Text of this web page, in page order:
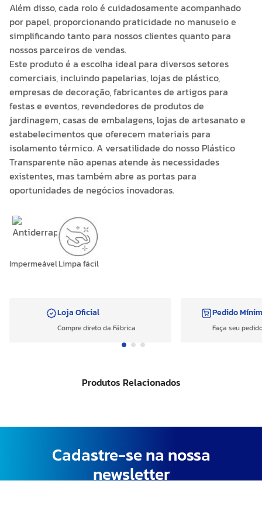
Além disso, cada rolo é cuidadosamente acompanhado
por papel, proporcionando praticidade no manuseio e
simplificando tanto para nossos clientes quanto para
nossos parceiros de vendas.
Este produto é a escolha ideal para diversos setores
comerciais, incluindo papelarias, lojas de plástico,
empresas de decoração, fabricantes de artigos para
festas e eventos, revendedores de produtos de
jardinagem, casas de embalagens, lojas de artesanato e
estabelecimentos que oferecem materiais para
isolamento térmico. A versatilidade do nosso Plástico
Transparente não apenas atende às necessidades
existentes, mas também abre as portas para
oportunidades de negócios inovadoras.
ImpermeávelLimpa fácil
Loja Oficial
Compre direto da Fábrica
Pedido
Faça seu
Produtos Relacionados
Cadastre-se na nossa
newsletter